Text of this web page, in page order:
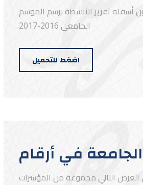
أسفله تقرير الأنشطة برسم الموسم
الجامعي 2016-2017
اضغط للتحميل
الجامعة في أرقام
التالي مجموعة من المؤشرات